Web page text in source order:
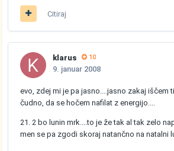
Citiraj
klarus 10
9. januar 2008
evo, zdej mi je pa jasno....jasno zakaj iščem
čudno, da se hočem nafilat z energijo....
21. 2 bo lunin mrk....to je že tak al tak zelo
men se pa zgodi skoraj natančno na natalni